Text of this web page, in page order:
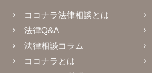
ココナラ法律相談とは
法律Q&A
法律相談コラム
ココナラとは